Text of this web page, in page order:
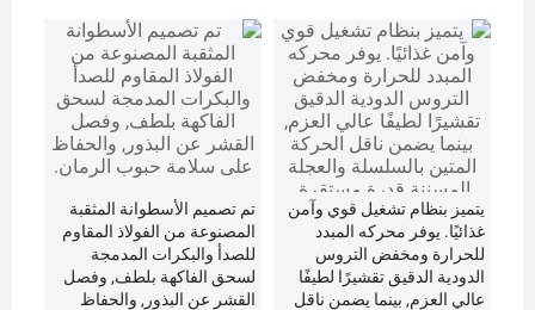
تم تصميم الأسطوانة المثقبة
المصنوعة من الفولاذ المقاوم
للصدأ والبكرات المدمجة
لسحق الفاكهة بلطف, وفصل
القشر عن البذور, والحفاظ
يتميز بنظام تشغيل قوي وآمن
غذائيًا. يوفر محركه المبدد
للحرارة ومخفض التروس
الدودية الدقيق تقشيرًا لطيفًا
عالي العزم, بينما يضمن ناقل